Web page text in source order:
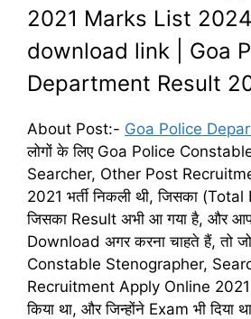
2021 Marks List
download link | Goa
Department Result
About Post:- Goa Police
लोगों के लिए Goa Police
Searcher, Other Post
2021 भर्ती निकली थी, जिसका
जिसका Result अभी आ गया है, और
Download अगर करना चाहते हैं, तो
Constable Stenographer,
Recruitment Apply Online 2021
किया था, और जिन्होंने Exam भी दिया